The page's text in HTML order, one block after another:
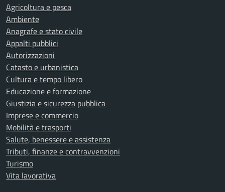
Agricoltura e pesca
Ambiente
Anagrafe e stato civile
Appalti pubblici
Autorizzazioni
Catasto e urbanistica
Cultura e tempo libero
Educazione e formazione
Giustizia e sicurezza pubblica
Imprese e commercio
Mobilità e trasporti
Salute, benessere e assistenza
Tributi, finanze e contravvenzioni
Turismo
Vita lavorativa